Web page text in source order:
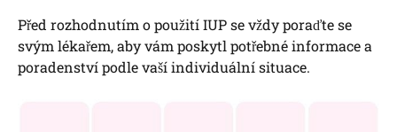
Před rozhodnutím o použití IUP se vždy poraďte se
svým lékařem, aby vám poskytl potřebné informace a
poradenství podle vaší individuální situace.